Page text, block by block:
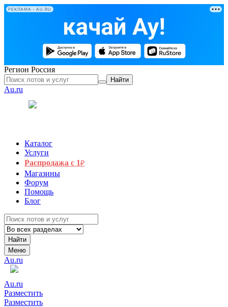
РЕКЛАМА • AU.RU
Регион Россия
Найти
Au.ru
Каталог
Услуги
Распродажа с 1₽
Магазины
Форум
Помощь
Блог
Найти
Меню
Au.ru
Au.ru
Разместить
Разместить